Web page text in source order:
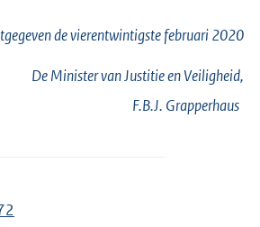
devierentwintigstefebruari 2020
De Minister van Justitie en Veiligheid,
F.B.J. Grapperhaus